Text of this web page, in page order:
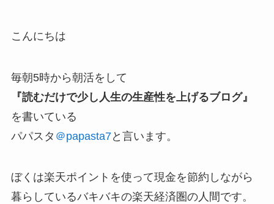
こんにちは
毎朝5時から朝活をして
『読むだけで少し人生の生産性を上げるブログ』
を書いている
パパスタ ＠papasta7と言います。
ぼくは楽天ポイントを使って現金を節約しながら
暮らしているバキバキの楽天経済圏の人間です。